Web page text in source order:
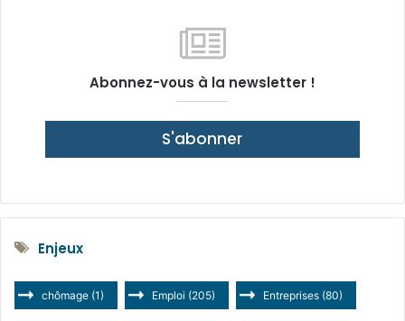
Abonnez-vous à la newsletter !
S'abonner
Enjeux
chômage (1) Emploi (205) Entreprises (80)